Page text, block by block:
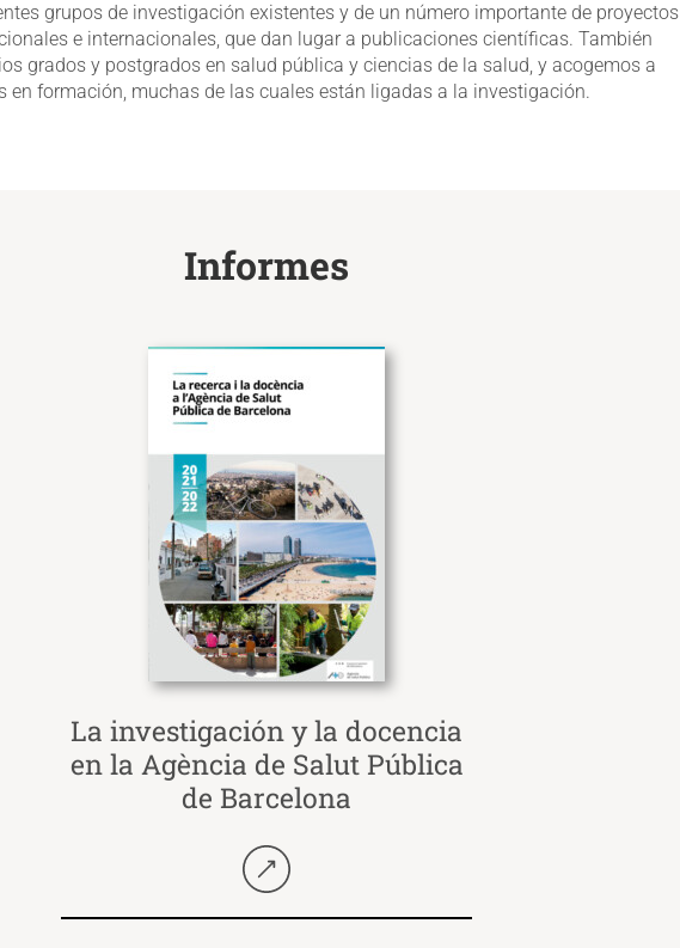
grupos de investigación existentes y de un número importante de proyectos
e internacionales, que dan lugar a publicaciones científicas. También
grados y postgrados en salud pública y ciencias de la salud, y acogemos a
en formación, muchas de las cuales están ligadas a la investigación.
Informes
La investigación y la docencia
en la Agència de Salut Pública
de Barcelona